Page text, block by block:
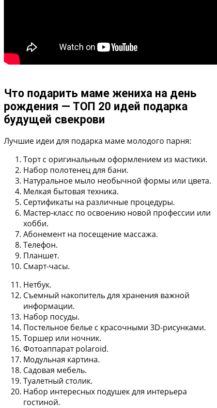
Что подарить маме жениха на день
рождения — ТОП 20 идей подарка
будущей свекрови
Лучшие идеи для подарка маме молодого парня:
Торт с оригинальным оформлением из мастики.
Набор полотенец для бани.
Натуральное мыло необычной формы или цвета.
Мелкая бытовая техника.
Сертификаты на различные процедуры.
Мастер-класс по освоению новой профессии или
хобби.
Абонемент на посещение массажа.
Телефон.
Планшет.
Смарт-часы.
Нетбук.
Съемный накопитель для хранения важной
информации.
Набор посуды.
Постельное белье с красочными 3D-рисунками.
Торшер или ночник.
Фотоаппарат polaroid.
Модульная картина.
Садовая мебель.
Туалетный столик.
Набор интересных подушек для интерьера
гостиной.